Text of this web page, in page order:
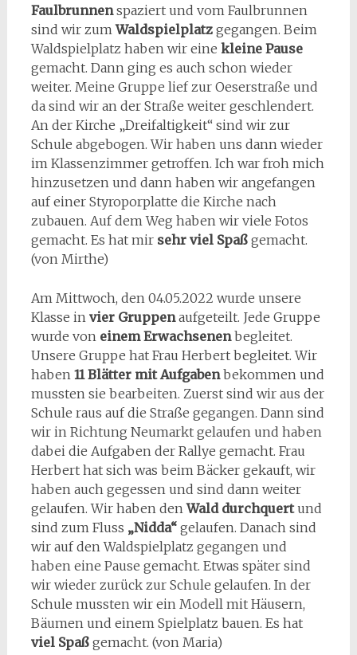
Faulbrunnenspaziert und vom Faulbrunnen
sind wir zumWaldspielplatzgegangen. Beim
Waldspielplatz haben wir eine kleine Pause
gemacht. Dann ging es auch schon wieder
weiter. Meine Gruppe lief zur Oeserstraße und
da sind wir an der Straße weiter geschlendert.
An der Kirche „Dreifaltigkeit“ sind wir zur
Schule abgebogen. Wir haben uns dann wieder
im Klassenzimmer getroffen. Ich war froh mich
hinzusetzen und dann haben wir angefangen
auf einer Styroporplatte die Kirche nach
zubauen. Auf dem Weg haben wir viele Fotos
gemacht. Es hat mir sehr viel Spaßgemacht.
(von Mirthe)
Am Mittwoch, den 04.05.2022 wurde unsere
Klasse in vier Gruppenaufgeteilt. Jede Gruppe
wurde von einem Erwachsenenbegleitet.
Unsere Gruppe hat Frau Herbert begleitet. Wir
haben 11 Blätter mit Aufgabenbekommen und
mussten sie bearbeiten. Zuerst sind wir aus der
Schule raus auf die Straße gegangen. Dann sind
wir in Richtung Neumarkt gelaufen und haben
dabei die Aufgaben der Rallye gemacht. Frau
Herbert hat sich was beim Bäcker gekauft, wir
haben auch gegessen und sind dann weiter
gelaufen. Wir haben denWald durchquertund
sind zum Fluss „Nidda“gelaufen. Danach sind
wir auf den Waldspielplatz gegangen und
haben eine Pause gemacht. Etwas später sind
wir wieder zurück zur Schule gelaufen. In der
Schule mussten wir ein Modell mit Häusern,
Bäumen und einem Spielplatz bauen. Es hat
viel Spaß gemacht. (von Maria)